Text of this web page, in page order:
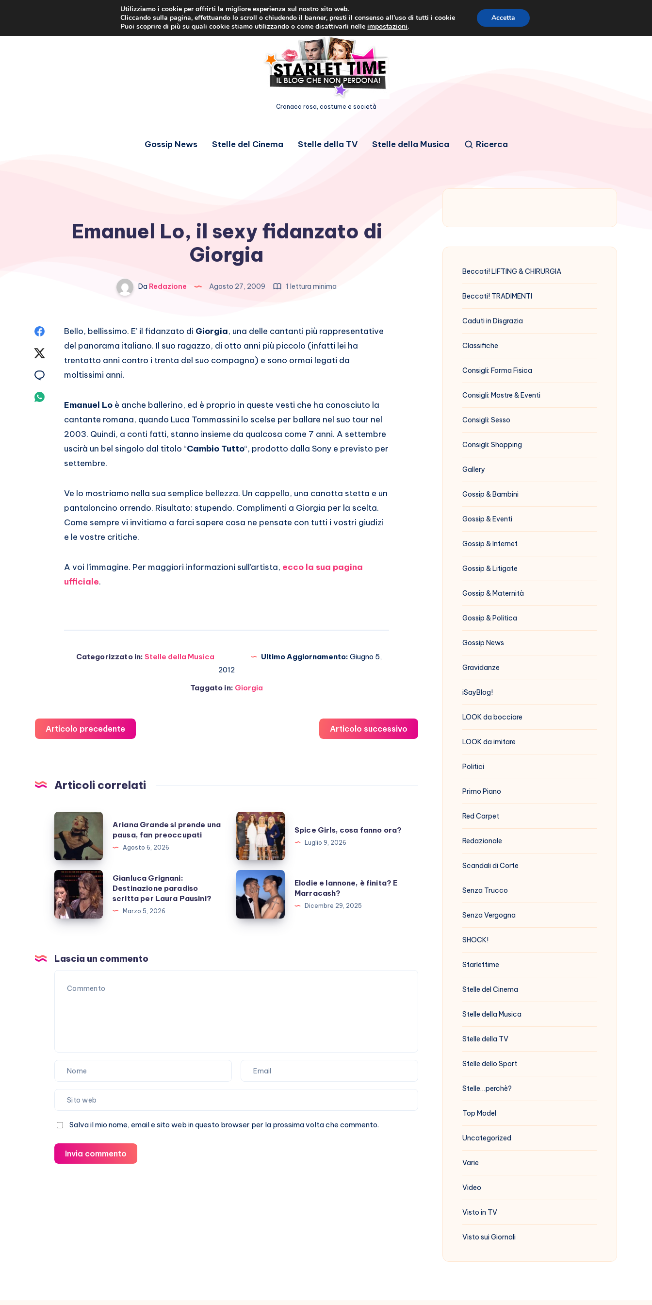
Cronaca rosa, costume e società
Gossip News Stelle del Cinema Stelle della TV Stelle della Musica Ricerca
Emanuel Lo, il sexy fidanzato di
Giorgia
Da Redazione Agosto 27, 2009 1 lettura minima
Condividi
Facebook
Condividi
Condividi
Whatsapp
Bello, bellissimo. E’ il fidanzato di Giorgia, una delle cantanti più rappresentative
del panorama italiano. Il suo ragazzo, di otto anni più piccolo (infatti lei ha
trentotto anni contro i trenta del suo compagno) e sono ormai legati da
moltissimi anni.
Emanuel Lo è anche ballerino, ed è proprio in queste vesti che ha conosciuto la
cantante romana, quando Luca Tommassini lo scelse per ballare nel suo tour nel
2003. Quindi, a conti fatti, stanno insieme da qualcosa come 7 anni. A settembre
uscirà un bel singolo dal titolo “Cambio Tutto“, prodotto dalla Sony e previsto per
settembre.
Ve lo mostriamo nella sua semplice bellezza. Un cappello, una canotta stetta e un
pantaloncino orrendo. Risultato: stupendo. Complimenti a Giorgia per la scelta.
Come sempre vi invitiamo a farci sapere cosa ne pensate con tutti i vostri giudizi
e le vostre critiche.
A voi l’immagine. Per maggiori informazioni sull’artista, ecco la sua pagina
ufficiale.
Categorizzato in: Stelle della Musica Ultimo Aggiornamento: Giugno 5,
2012
Taggato in: Giorgia
Articolo precedente Articolo successivo
Articoli correlati
Ariana
Grande
prende
una
pausa,
fan
preoccupati
Ariana Grande si prende una
pausa, fan preoccupati
Agosto 6, 2026
Spice
Girls,
cosa
fanno
ora?
Spice Girls, cosa fanno ora?
Luglio 9, 2026
Gianluca
Grignani:
Destinazione
paradiso
Laura
Pausini?
Gianluca Grignani:
Destinazione paradiso
scritta per Laura Pausini?
Marzo 5, 2026
Elodie
e
Iannone,
è
Elodie e Iannone, è finita? E
Marracash?
Dicembre 29, 2025
Lascia un commento
Salva il mio nome, email e sito web in questo browser per la prossima volta che commento.
Invia commento
Beccati! LIFTING & CHIRURGIA
Beccati! TRADIMENTI
Caduti in Disgrazia
Classifiche
Consigli: Forma Fisica
Consigli: Mostre & Eventi
Consigli: Sesso
Consigli: Shopping
Gallery
Gossip & Bambini
Gossip & Eventi
Gossip & Internet
Gossip & Litigate
Gossip & Maternità
Gossip & Politica
Gossip News
Gravidanze
iSayBlog!
LOOK da bocciare
LOOK da imitare
Politici
Primo Piano
Red Carpet
Redazionale
Scandali di Corte
Senza Trucco
Senza Vergogna
SHOCK!
Starlettime
Stelle del Cinema
Stelle della Musica
Stelle della TV
Stelle dello Sport
Stelle…perchè?
Top Model
Uncategorized
Varie
Video
Visto in TV
Visto sui Giornali
Utilizziamo i cookie per offrirti la migliore esperienza sul nostro sito web.
Cliccando sulla pagina, effettuando lo scroll o chiudendo il banner, presti il consenso all’uso di tutti i cookie
Puoi scoprire di più su quali cookie stiamo utilizzando o come disattivarli nelleimpostazioni.
Accetta